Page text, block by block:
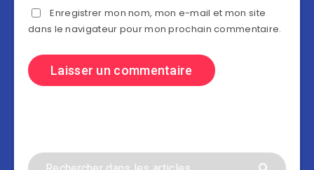
Enregistrer mon nom, mon e-mail et mon site
dans le navigateur pour mon prochain commentaire.